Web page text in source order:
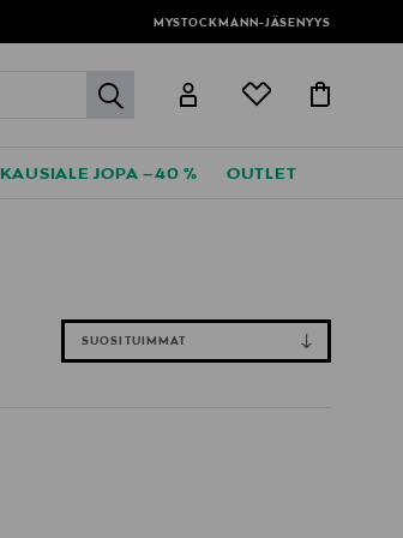
MYSTOCKMANN-JÄSENYYS
label.header.go
KAUSIALE JOPA –40 % OUTLET
SUOSITUIMMAT